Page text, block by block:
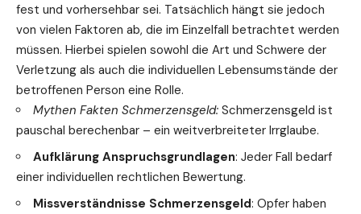
fest und vorhersehbar sei. Tatsächlich hängt sie jedoch
von vielen Faktoren ab, die im Einzelfall betrachtet werden
müssen. Hierbei spielen sowohl die Art und Schwere der
Verletzung als auch die individuellen Lebensumstände der
betroffenen Person eine Rolle.
Mythen Fakten Schmerzensgeld: Schmerzensgeld ist
pauschal berechenbar – ein weitverbreiteter Irrglaube.
Aufklärung Anspruchsgrundlagen: Jeder Fall bedarf
einer individuellen rechtlichen Bewertung.
Missverständnisse Schmerzensgeld: Opfer haben